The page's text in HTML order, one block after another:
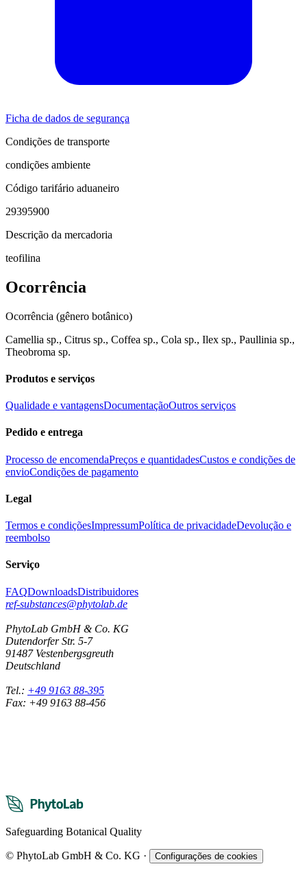
Ficha de dados de segurança
Condições de transporte
condições ambiente
Código tarifário aduaneiro
29395900
Descrição da mercadoria
teofilina
Ocorrência
Ocorrência (gênero botânico)
Camellia sp., Citrus sp., Coffea sp., Cola sp., Ilex sp., Paullinia sp.,
Theobroma sp.
Produtos e serviços
Qualidade e vantagensDocumentaçãoOutros serviços
Pedido e entrega
Processo de encomendaPreços e quantidadesCustos e condições de
envioCondições de pagamento
Legal
Termos e condiçõesImpressumPolítica de privacidadeDevolução e
reembolso
Serviço
FAQDownloadsDistribuidores
ref-substances@phytolab.de
PhytoLab GmbH & Co. KG
Dutendorfer Str. 5-7
91487 Vestenbergsgreuth
Deutschland
Tel.: +49 9163 88-395
Fax: +49 9163 88-456
Safeguarding Botanical Quality
© PhytoLab GmbH & Co. KG · Configurações de cookies